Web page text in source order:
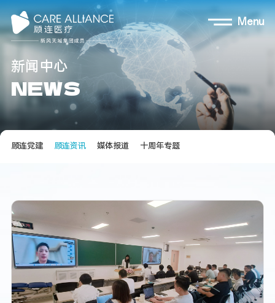
Menu
新闻 中心
NEWS
顾连党建 顾连资讯 媒体报道 十周年专题